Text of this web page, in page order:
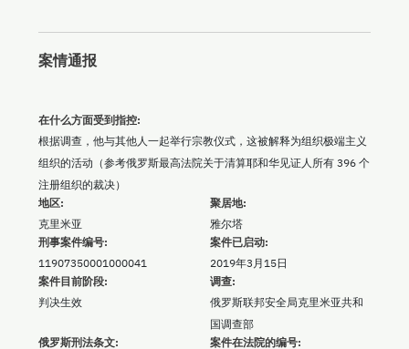
案情通报
地区:
克里米亚
聚居地:
雅尔塔
在什么方面受到指控:
根据调查，他与其他人一起举行宗教仪式，这被解释为组织极端主义
组织的活动（参考俄罗斯最高法院关于清算耶和华见证人所有 396 个
注册组织的裁决）
刑事案件编号:
11907350001000041
案件已启动:
2019年3月15日
案件目前阶段:
判决生效
调查:
俄罗斯联邦安全局克里米亚共和
国调查部
俄罗斯刑法条文:
案件在法院的编号: